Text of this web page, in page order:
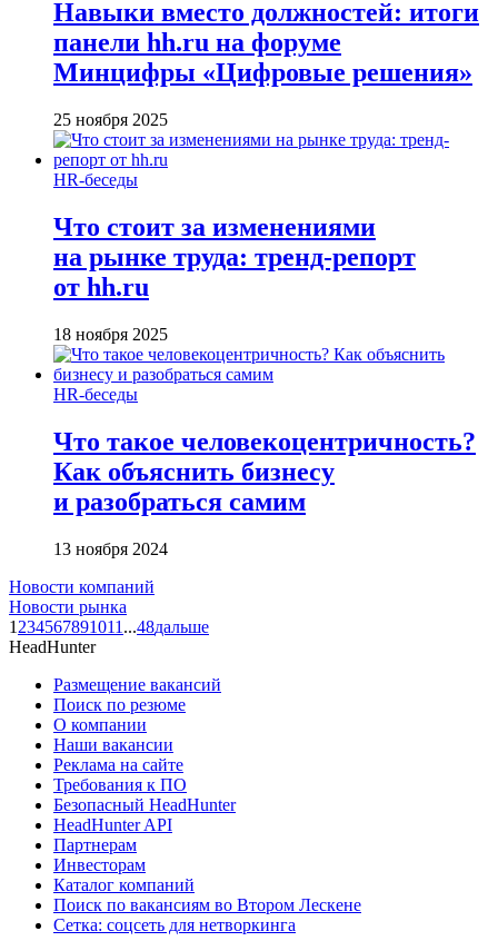
Навыки вместо должностей: итоги
панели hh.ru на форуме
Минцифры «Цифровые решения»
25 ноября 2025
HR-беседы
Что стоит за изменениями
на рынке труда: тренд-репорт
от hh.ru
18 ноября 2025
HR-беседы
Что такое человеко­центричность?
Как объяснить бизнесу
и разобраться самим
13 ноября 2024
Новости компаний
Новости рынка
1 234567891011 ...48дальше
HeadHunter
Размещение вакансий
Поиск по резюме
О компании
Наши вакансии
Реклама на сайте
Требования к ПО
Безопасный HeadHunter
HeadHunter API
Партнерам
Инвесторам
Каталог компаний
Поиск по вакансиям во Втором Лескене
Сетка: соцсеть для нетворкинга